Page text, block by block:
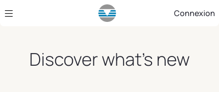
Saut au contenu principal Connexion
Discover what's new